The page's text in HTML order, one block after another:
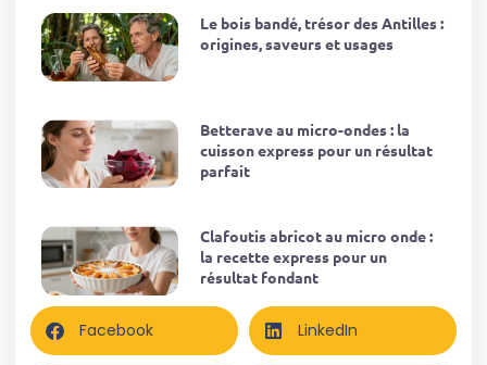
Le bois bandé, trésor des Antilles :
origines, saveurs et usages
Betterave au micro-ondes : la
cuisson express pour un résultat
parfait
Clafoutis abricot au micro onde :
la recette express pour un
résultat fondant
Facebook LinkedIn